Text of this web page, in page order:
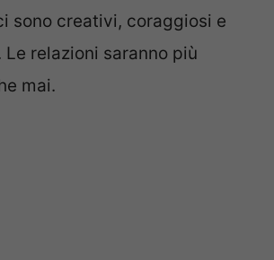
sono creativi, coraggiosi e
relazioni saranno più
mai.